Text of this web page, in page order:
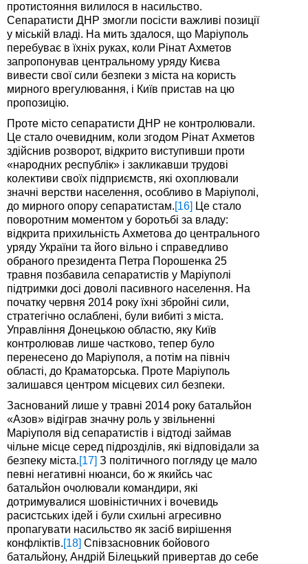
протистояння вилилося в насильство.
Сепаратисти ДНР змогли посісти важливі позиції
у міській владі. На мить здалося, що Маріуполь
перебуває в їхніх руках, коли Рінат Ахметов
запропонував центральному уряду Києва
вивести свої сили безпеки з міста на користь
мирного врегулювання, і Київ пристав на цю
пропозицію.
Проте місто сепаратисти ДНР не контролювали.
Це стало очевидним, коли згодом Рінат Ахметов
здійснив розворот, відкрито виступивши проти
«народних республік» і закликавши трудові
колективи своїх підприємств, які охоплювали
значні верстви населення, особливо в Маріуполі,
до мирного опору сепаратистам.[16] Це стало
поворотним моментом у боротьбі за владу:
відкрита прихильність Ахметова до центрального
уряду України та його вільно і справедливо
обраного президента Петра Порошенка 25
травня позбавила сепаратистів у Маріуполі
підтримки досі доволі пасивного населення. На
початку червня 2014 року їхні збройні сили,
стратегічно ослаблені, були вибиті з міста.
Управління Донецькою областю, яку Київ
контролював лише частково, тепер було
перенесено до Маріуполя, а потім на північ
області, до Краматорська. Проте Маріуполь
залишався центром місцевих сил безпеки.
Заснований лише у травні 2014 року батальйон
«Азов» відіграв значну роль у звільненні
Маріуполя від сепаратистів і відтоді займав
чільне місце серед підрозділів, які відповідали за
безпеку міста.[17] З політичного погляду це мало
певні негативні нюанси, бо ж якийсь час
батальйон очолювали командири, які
дотримувалися шовіністичних і вочевидь
расистських ідей і були схильні агресивно
пропагувати насильство як засіб вирішення
конфліктів.[18] Співзасновник бойового
батальйону, Андрій Білецький привертав до себе